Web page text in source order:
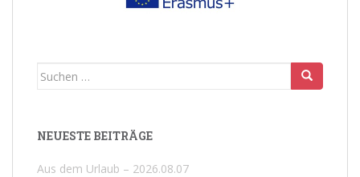
Suchen
NEUESTE BEITRÄGE
Aus dem Urlaub – 2026.08.07